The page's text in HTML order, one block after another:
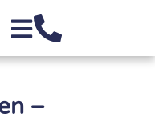
–